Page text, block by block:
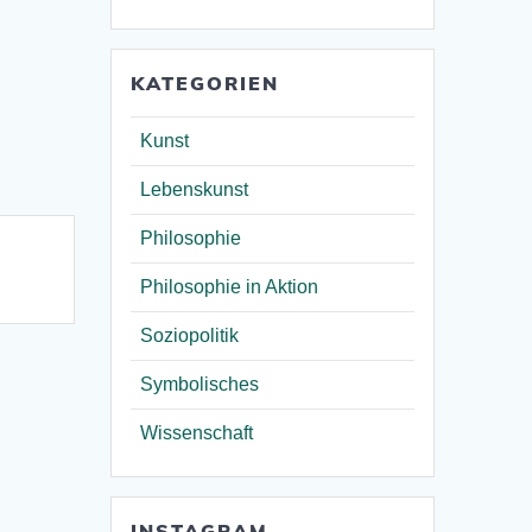
KATEGORIEN
Kunst
Lebenskunst
Philosophie
Philosophie in Aktion
Soziopolitik
Symbolisches
Wissenschaft